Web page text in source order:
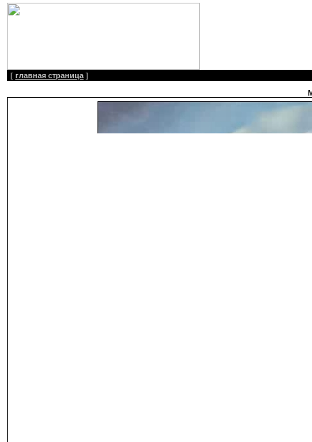
[ главная страница ]